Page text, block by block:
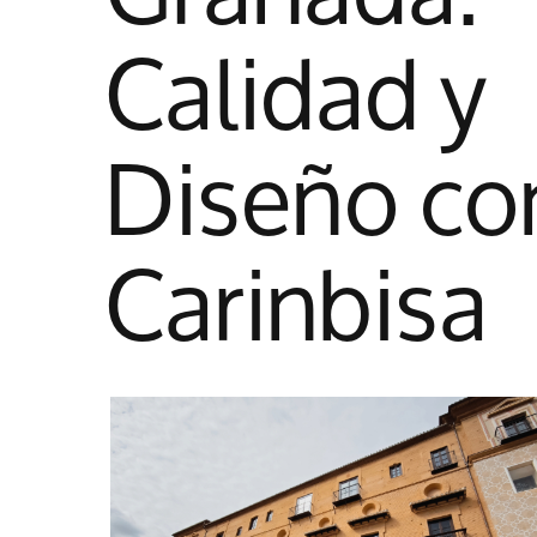
Calidad y
Diseño
Carinbisa